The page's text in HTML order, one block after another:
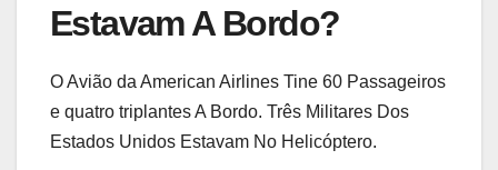
Estavam A Bordo?
O Avião da American Airlines Tine 60 Passageiros
e quatro triplantes A Bordo. Três Militares Dos
Estados Unidos Estavam No Helicóptero.